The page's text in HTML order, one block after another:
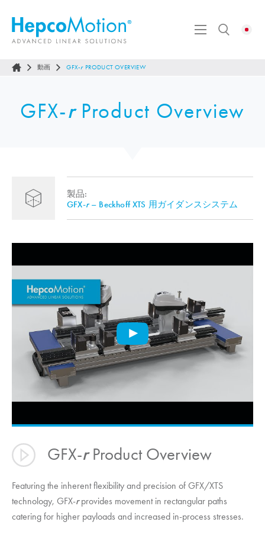
動画 GFX-rPRODUCT OVERVIEW
GFX-rProduct Overview
製品:
GFX-r– Beckhoff XTS 用ガイダンスシステム
GFX-rProduct Overview
Featuring the inherent flexibility and precision of GFX/XTS
technology, GFX-rprovides movement in rectangular paths
catering for higher payloads and increased in-process stresses.